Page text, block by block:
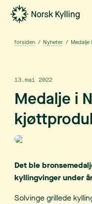
Gå til hovedinnholdet
Gå til menyen
forsiden / Nyheter /
13.mai 2022
Medalje i
Det ble
kyllingvinger under
Solvinge grillede